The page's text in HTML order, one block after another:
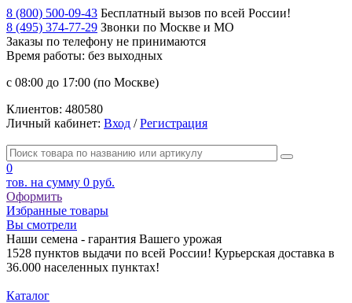
8 (800) 500-09-43 Бесплатный вызов по всей России!
8 (495) 374-77-29 Звонки по Москве и МО
Заказы по телефону не принимаются
Время работы: без выходных
с 08:00 до 17:00 (по Москве)
Клиентов: 480580
Личный кабинет: Вход /Регистрация
0
тов. на сумму 0 руб.
Оформить
Избранные товары
Вы смотрели
Наши семена - гарантия Вашего урожая
1528 пунктов выдачи по всей России! Курьерская доставка в
36.000 населенных пунктах!
Каталог